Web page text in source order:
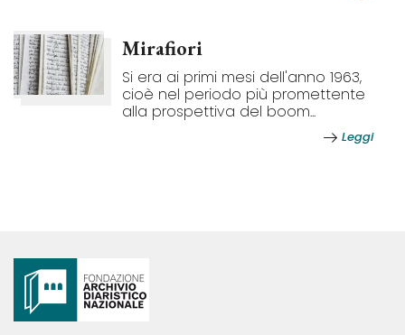
Mirafiori
Si era ai primi mesi dell'anno 1963,
cioè nel periodo più promettente
alla prospettiva del boom...
Leggi